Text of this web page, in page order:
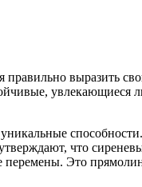
выразить
увлекающиеся
что
Это